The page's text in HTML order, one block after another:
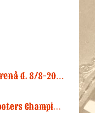
Westernlicensprøve i Grenå d. 8/8-2026
Ybbs River Western Shooters Championship 2026 + LM